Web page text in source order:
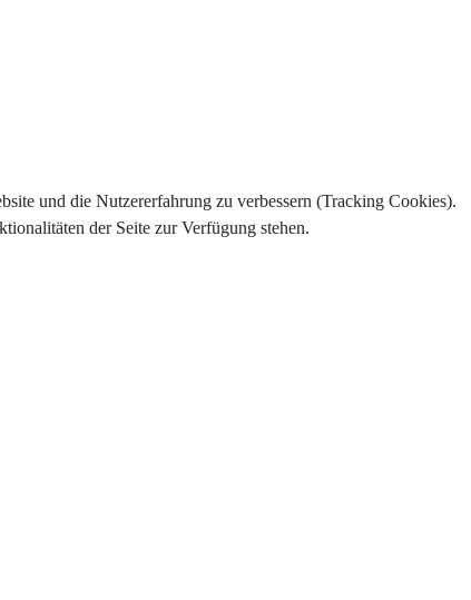
und die Nutzererfahrung zu verbessern (Tracking Cookies).
der Seite zur Verfügung stehen.